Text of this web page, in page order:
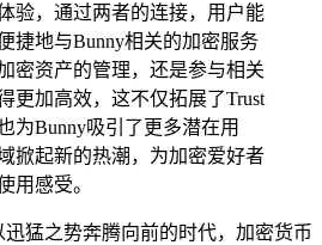
验，通过两者的连接，用户能
捷地与Bunny相关的加密服务
密资产的管理，还是参与相关
更加高效，这不仅拓展了Trust
为Bunny吸引了更多潜在用
掀起新的热潮，为加密爱好者
用感受。
猛之势奔腾向前的时代，加密货币